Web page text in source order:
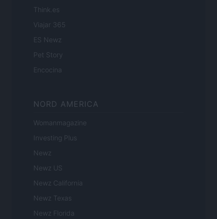
Think.es
Viajar 365
ES Newz
Pet Story
Encocina
NORD AMERICA
Womanmagazine
Investing Plus
Newz
Newz US
Newz California
Newz Texas
Newz Florida